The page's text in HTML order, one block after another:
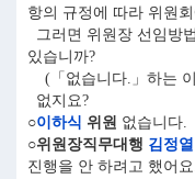
항의 규정에 따라 위원
그러면 위원장 선임방
있습니까?
(「없습니다.」하는
없지요?
○이하식 위원 없습니다.
○위원장직무대행 김정열
진행을 안 하려고 했어